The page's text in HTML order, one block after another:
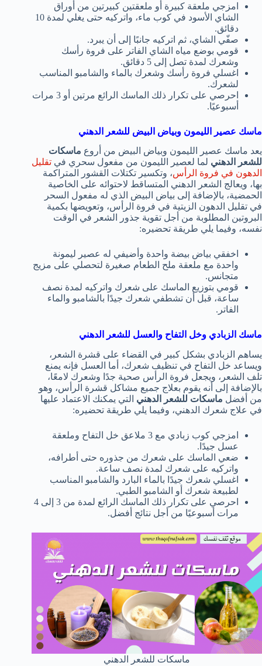
امزجي ملعقة كبيرة أو ملعقتين كبيرتين من أوراق
الشاي الأسود في كوب ماء، واتركيه حتى يغلي لمدة 10
دقائق.
صفّي الشاي، ثم اتركيه جانبًا إلى أن يبرد.
قومي بوضع مياه الشاي الفاتر على فروة رأسك
وشعرك لمدة تصل إلى 5 دقائق.
اغسلي فروة رأسك وشعرك بالماء والشامبو المناسب
لشعرك.
احرصي على تكرار ذلك الماسك الرائع مرتين أو 3 مرات
أسبوعيًا.
ماسك عصير الليمون وبياض البيض للشعر الدهني
يعد ماسك عصير الليمون وبياض البيض من أروع ماسكات
للشعر الدهني لما لعصير الليمون من مفعول سحري في تقليل
الدهون في فروة الرأس، وتكسير تكتلات القشور المتراكمة
بها، ويعالج الشعر الدهني المتساقط لاحتوائه على الخاصية
الحمضية، بالإضافة إلى بياض البيض الذي له مفعول السحر
في تقليل الدهون الزيتية في فروة الرأس، وتعويضها بكمية
البروتين المطلوبة من أجل تقوية جذور الشعر في الوقت
نفسه، وفيما يلي طريقة تحضيره:
اخفقي بياض بيضة واحدة وأضيفي له عصير ليمونة
واحدة مع ملعقة ملح الطعام صغيرة لتحصلي على مزيج
متجانس.
قومي بتوزيع الماسك على شعرك واتركيه لمدة نصف
ساعة، قبل أن تشطفي شعرك جيدًا بالشامبو والماء
الفاتر.
ماسك الزبادي وخل التفاح والعسل للشعر الدهني
يساهم الزبادي بشكل كبير في القضاء على قشرة الشعر،
ويساعد خل التفاح في تنظيف شعرك، أما العسل فإنه يمنع
تلف الشعر، ويجعل فروة الرأس صحية جدًا وشعرك لامعًا،
بالإضافة إلى أنه يقوم بعلاج جميع مشاكل قشرة الرأس، وهو
من أفضل ماسكات للشعر الدهني التي يمكنك الاعتماد عليها
في علاج شعرك الدهني، وفيما يلي طريقة تحضيره:
امزجي كوب زبادي مع 3 ملاعق خل التفاح وملعقة
عسل جيدًا.
ضعي الماسك على شعرك من جذوره حتى أطرافه،
واتركيه على شعرك لمدة نصف ساعة.
اغسلي شعرك جيدًا بالماء البارد والشامبو المناسب
لطبيعة شعرك أو الشامبو الطبي.
احرصي على تكرار ذلك الماسك الرائع لمدة من 3 إلى 4
مرات أسبوعيًا من أجل نتائج أفضل.
ماسكات للشعر الدهني